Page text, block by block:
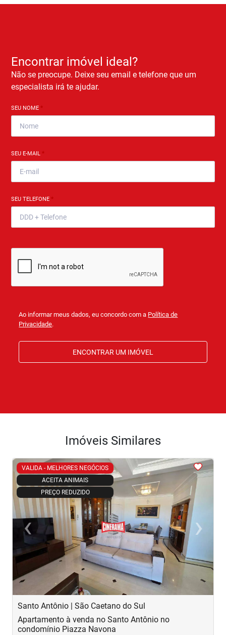
Encontrar imóvel ideal?
Não se preocupe. Deixe seu email e telefone que um
especialista irá te ajudar.
SEU NOME *
SEU E-MAIL *
SEU TELEFONE *
Ao informar meus dados, eu concordo com a Política de
Privacidade.
ENCONTRAR UM IMÓVEL
Imóveis Similares
VALIDA - MELHORES NEGÓCIOS
ACEITA ANIMAIS
PREÇO REDUZIDO
<<<<
‹Previous ›Next
Santo Antônio | São Caetano do Sul
Apartamento à venda no Santo Antônio no
condomínio Piazza Navona